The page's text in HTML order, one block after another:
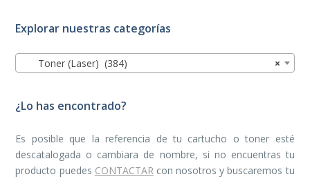
Explorar nuestras categorías
×
Toner (Laser) (384)
¿Lo has encontrado?
Es posible que la referencia de tu cartucho o toner esté
descatalogada o cambiara de nombre, si no encuentras tu
producto puedes CONTACTARcon nosotros y buscaremos tu